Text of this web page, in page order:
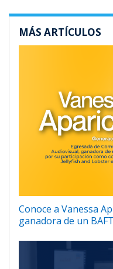
MÁS ARTÍCULOS
Conoce a Vanessa
ganadora de un